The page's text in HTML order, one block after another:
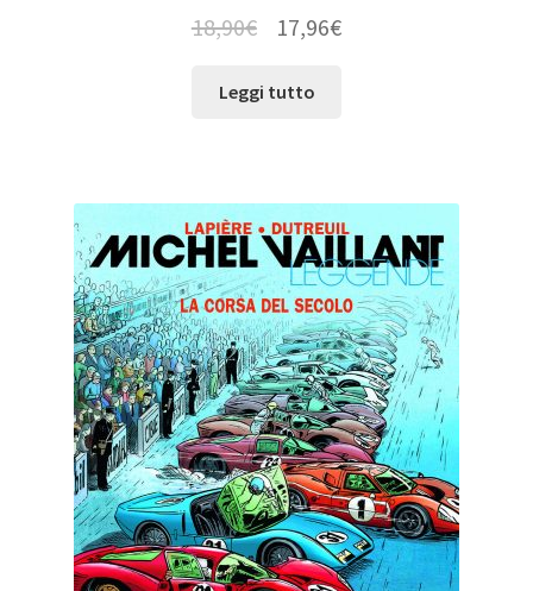
18,90€ 17,96€
Leggi tutto